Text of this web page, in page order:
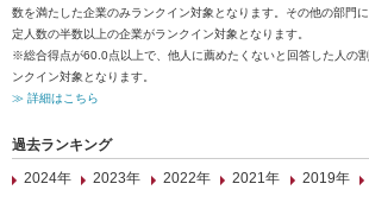
数を満たした企業のみランクイン対象となります。その他の部門
定人数の半数以上の企業がランクイン対象となります。
※総合得点が60.0点以上で、他人に薦めたくないと回答した人の
ンクイン対象となります。
≫ 詳細はこちら
過去ランキング
2024年
2023年 2022年 2021年 2019年